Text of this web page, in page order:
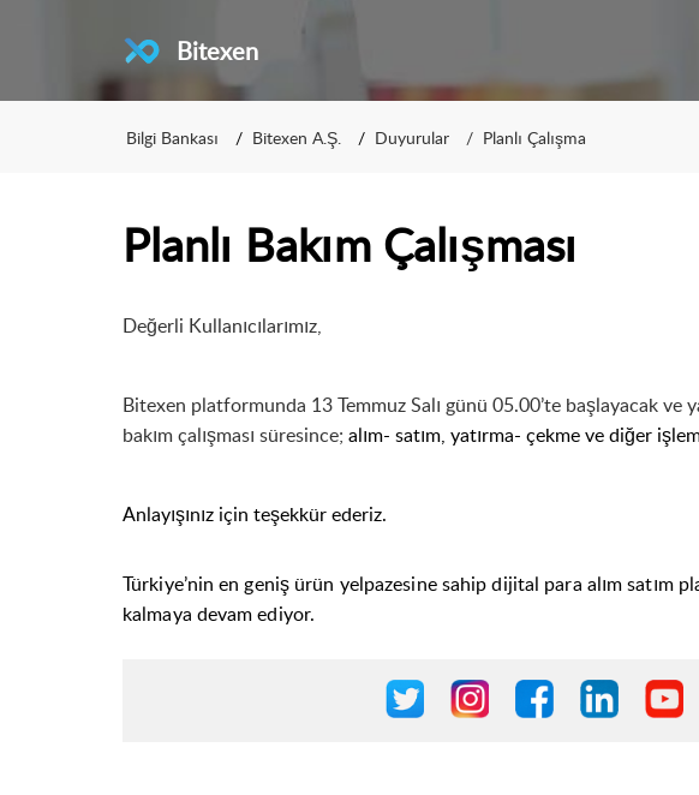
Bitexen
Bilgi Bankası Bitexen A.Ş. Duyurular Planlı Çalışma
Planlı Bakım Çalışması
Değerli Kullanıcılarımız,
Bitexen platformunda 13 Temmuz Salı günü 05.00’te başlayacak ve
bakım çalışması süresince; alım- satım, yatırma- çekme ve diğer
Anlayışınız için teşekkür ederiz.
Türkiye’nin en geniş ürün yelpazesine sahip dijital para alım satım
kalmaya devam ediyor.